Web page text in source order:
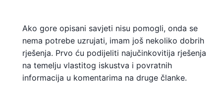
Ako gore opisani savjeti nisu pomogli, onda se
nema potrebe uzrujati, imam još nekoliko dobrih
rješenja. Prvo ću podijeliti najučinkovitija rješenja
na temelju vlastitog iskustva i povratnih
informacija u komentarima na druge članke.